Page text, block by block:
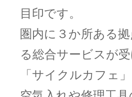
目印です。
圏内に３か所ある
る総合サービスが
「サイクルカフェ